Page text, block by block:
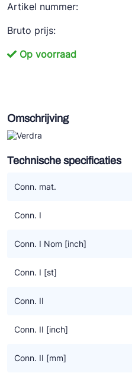
Ziehl-Abegg
ESK Schultze
TEKLAB
Artikel nummer:
Bruto prijs:
Op voorraad
Omschrijving
Technische specificaties
Conn. mat.
Conn. I
Conn. I Nom [inch]
Conn. I [st]
Conn. II
Conn. II [inch]
Conn. II [mm]